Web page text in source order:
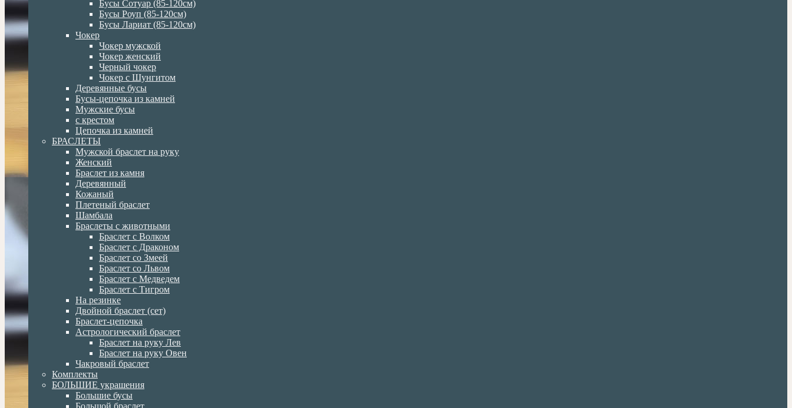
Бусы Сотуар (85-120см)
Бусы Роуп (85-120см)
Бусы Лариат (85-120см)
Чокер
Чокер мужской
Чокер женский
Черный чокер
Чокер с Шунгитом
Деревянные бусы
Бусы-цепочка из камней
Мужские бусы
с крестом
Цепочка из камней
БРАСЛЕТЫ
Мужской браслет на руку
Женский
Браслет из камня
Деревянный
Кожаный
Плетеный браслет
Шамбала
Браслеты с животными
Браслет с Волком
Браслет с Драконом
Браслет со Змеей
Браслет со Львом
Браслет с Медведем
Браслет с Тигром
На резинке
Двойной браслет (сет)
Браслет-цепочка
Астрологический браслет
Браслет на руку Лев
Браслет на руку Овен
Чакровый браслет
Комплекты
БОЛЬШИЕ украшения
Большие бусы
Большой браслет